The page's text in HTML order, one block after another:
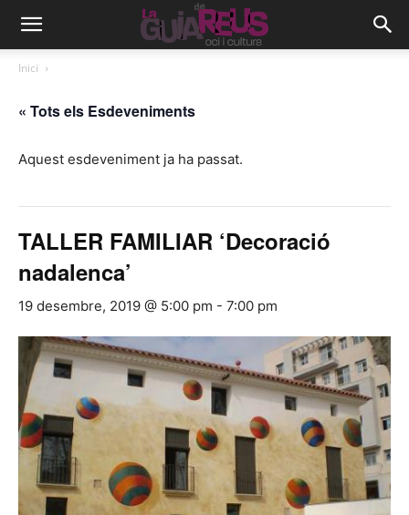
Inici
« Tots els Esdeveniments
Aquest esdeveniment ja ha passat.
TALLER FAMILIAR ‘Decoració
nadalenca’
19 desembre, 2019 @ 5:00 pm - 7:00 pm